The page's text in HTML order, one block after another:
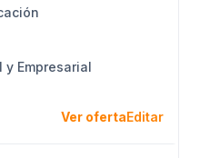
y Empresarial
Ver ofertaEditar